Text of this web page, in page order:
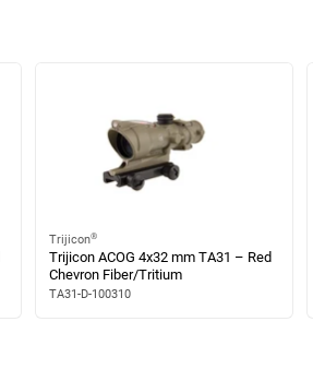
Trijicon®
Trijicon ACOG 4x32 mm TA31 – Red
Chevron Fiber/Tritium
TA31-D-100310